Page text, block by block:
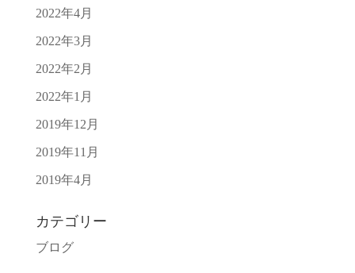
2022年4月
2022年3月
2022年2月
2022年1月
2019年12月
2019年11月
2019年4月
カテゴリー
ブログ